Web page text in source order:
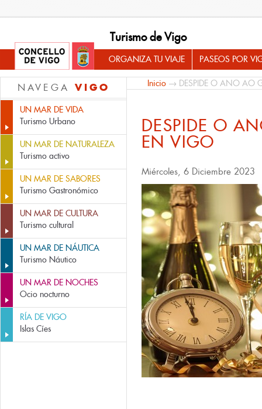
Turismo de Vigo
ORGANIZA TU VIAJE PASEOS POR
NAVEGA VIGO
UN MAR DE VIDA
Turismo Urbano
UN MAR DE NATURALEZA
Turismo activo
UN MAR DE SABORES
Turismo Gastronómico
UN MAR DE CULTURA
Turismo cultural
UN MAR DE NÁUTICA
Turismo Náutico
UN MAR DE NOCHES
Ocio nocturno
RÍA DE VIGO
Islas Cíes
Inicio → DESPIDE O ANO AO
DESPIDE O
EN VIGO
Miércoles, 6 Diciembre 2023